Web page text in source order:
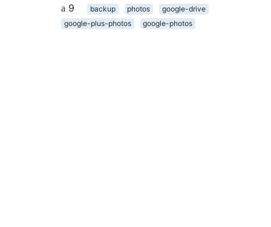
9
backup photos
google-drive
google-plus-photos
google-photos